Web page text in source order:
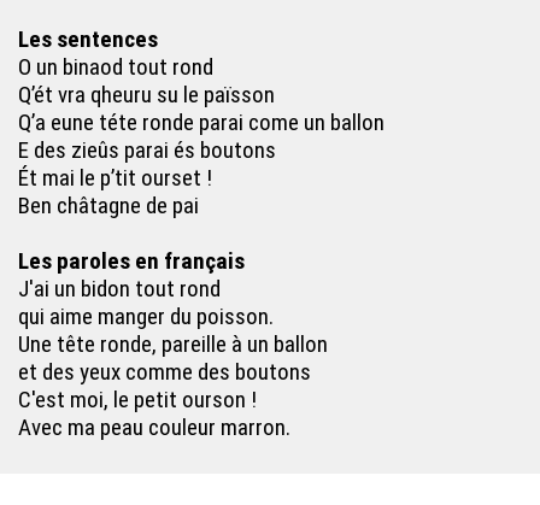
Les coulours - Galichon
Den mon courti - Galichon
Cinc olifants - Galichon
Coulourer mon ôté - Galichon
Les cinc percevances - Galichon
Les sentences
O un binaod tout rond
Q’ét vra qheuru su le païsson
Q’a eune téte ronde parai come un ballon
E des zieûs parai és boutons
Ét mai le p’tit ourset !
Ben châtagne de pai
Les paroles en français
J'ai un bidon tout rond
qui aime manger du poisson.
Une tête ronde, pareille à un ballon
et des yeux comme des boutons
C'est moi, le petit ourson !
Avec ma peau couleur marron.